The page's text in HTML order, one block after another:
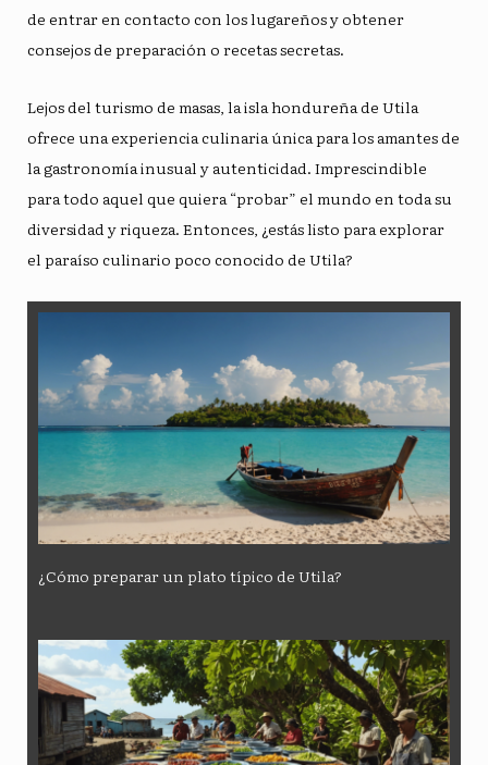
de entrar en contacto con los lugareños y obtener
consejos de preparación o recetas secretas.
Lejos del turismo de masas, la isla hondureña de Utila
ofrece una experiencia culinaria única para los amantes de
la gastronomía inusual y autenticidad. Imprescindible
para todo aquel que quiera “probar” el mundo en toda su
diversidad y riqueza. Entonces, ¿estás listo para explorar
el paraíso culinario poco conocido de Utila?
¿Cómo preparar un plato típico de Utila?